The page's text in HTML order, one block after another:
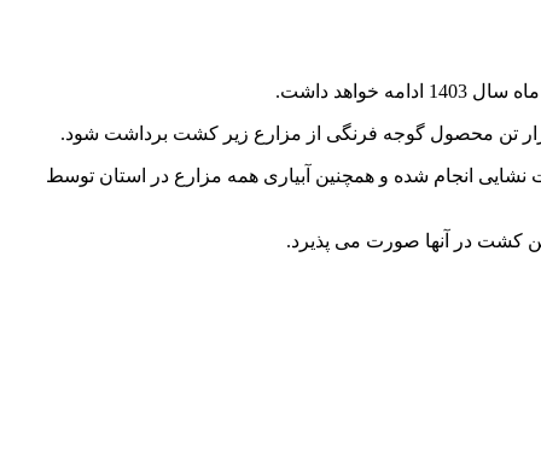
انجام شده و همچنین آبیاری همه مزارع در استان توسط
کشت در آنها صورت می پذیرد.